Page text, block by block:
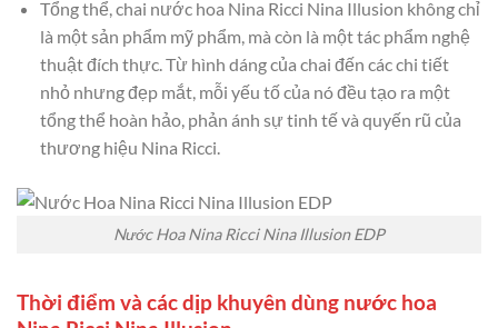
Tổng thể, chai nước hoa Nina Ricci Nina Illusion không chỉ
là một sản phẩm mỹ phẩm, mà còn là một tác phẩm nghệ
thuật đích thực. Từ hình dáng của chai đến các chi tiết
nhỏ nhưng đẹp mắt, mỗi yếu tố của nó đều tạo ra một
tổng thể hoàn hảo, phản ánh sự tinh tế và quyến rũ của
thương hiệu Nina Ricci.
Nước Hoa Nina Ricci Nina Illusion EDP
Thời điểm và các dịp khuyên dùng nước hoa